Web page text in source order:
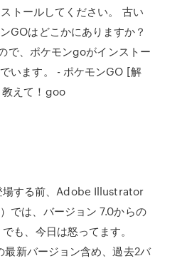
トールしてください。 古い
GOはどこかにありますか？
で、ポケモンgoがインストー
います。 - ポケモンGO [解
えて！goo
する前、Adobe Illustrator
では、バージョン 7.0からの
も、今日は怒ってます。
新バージョン含め、過去2バ